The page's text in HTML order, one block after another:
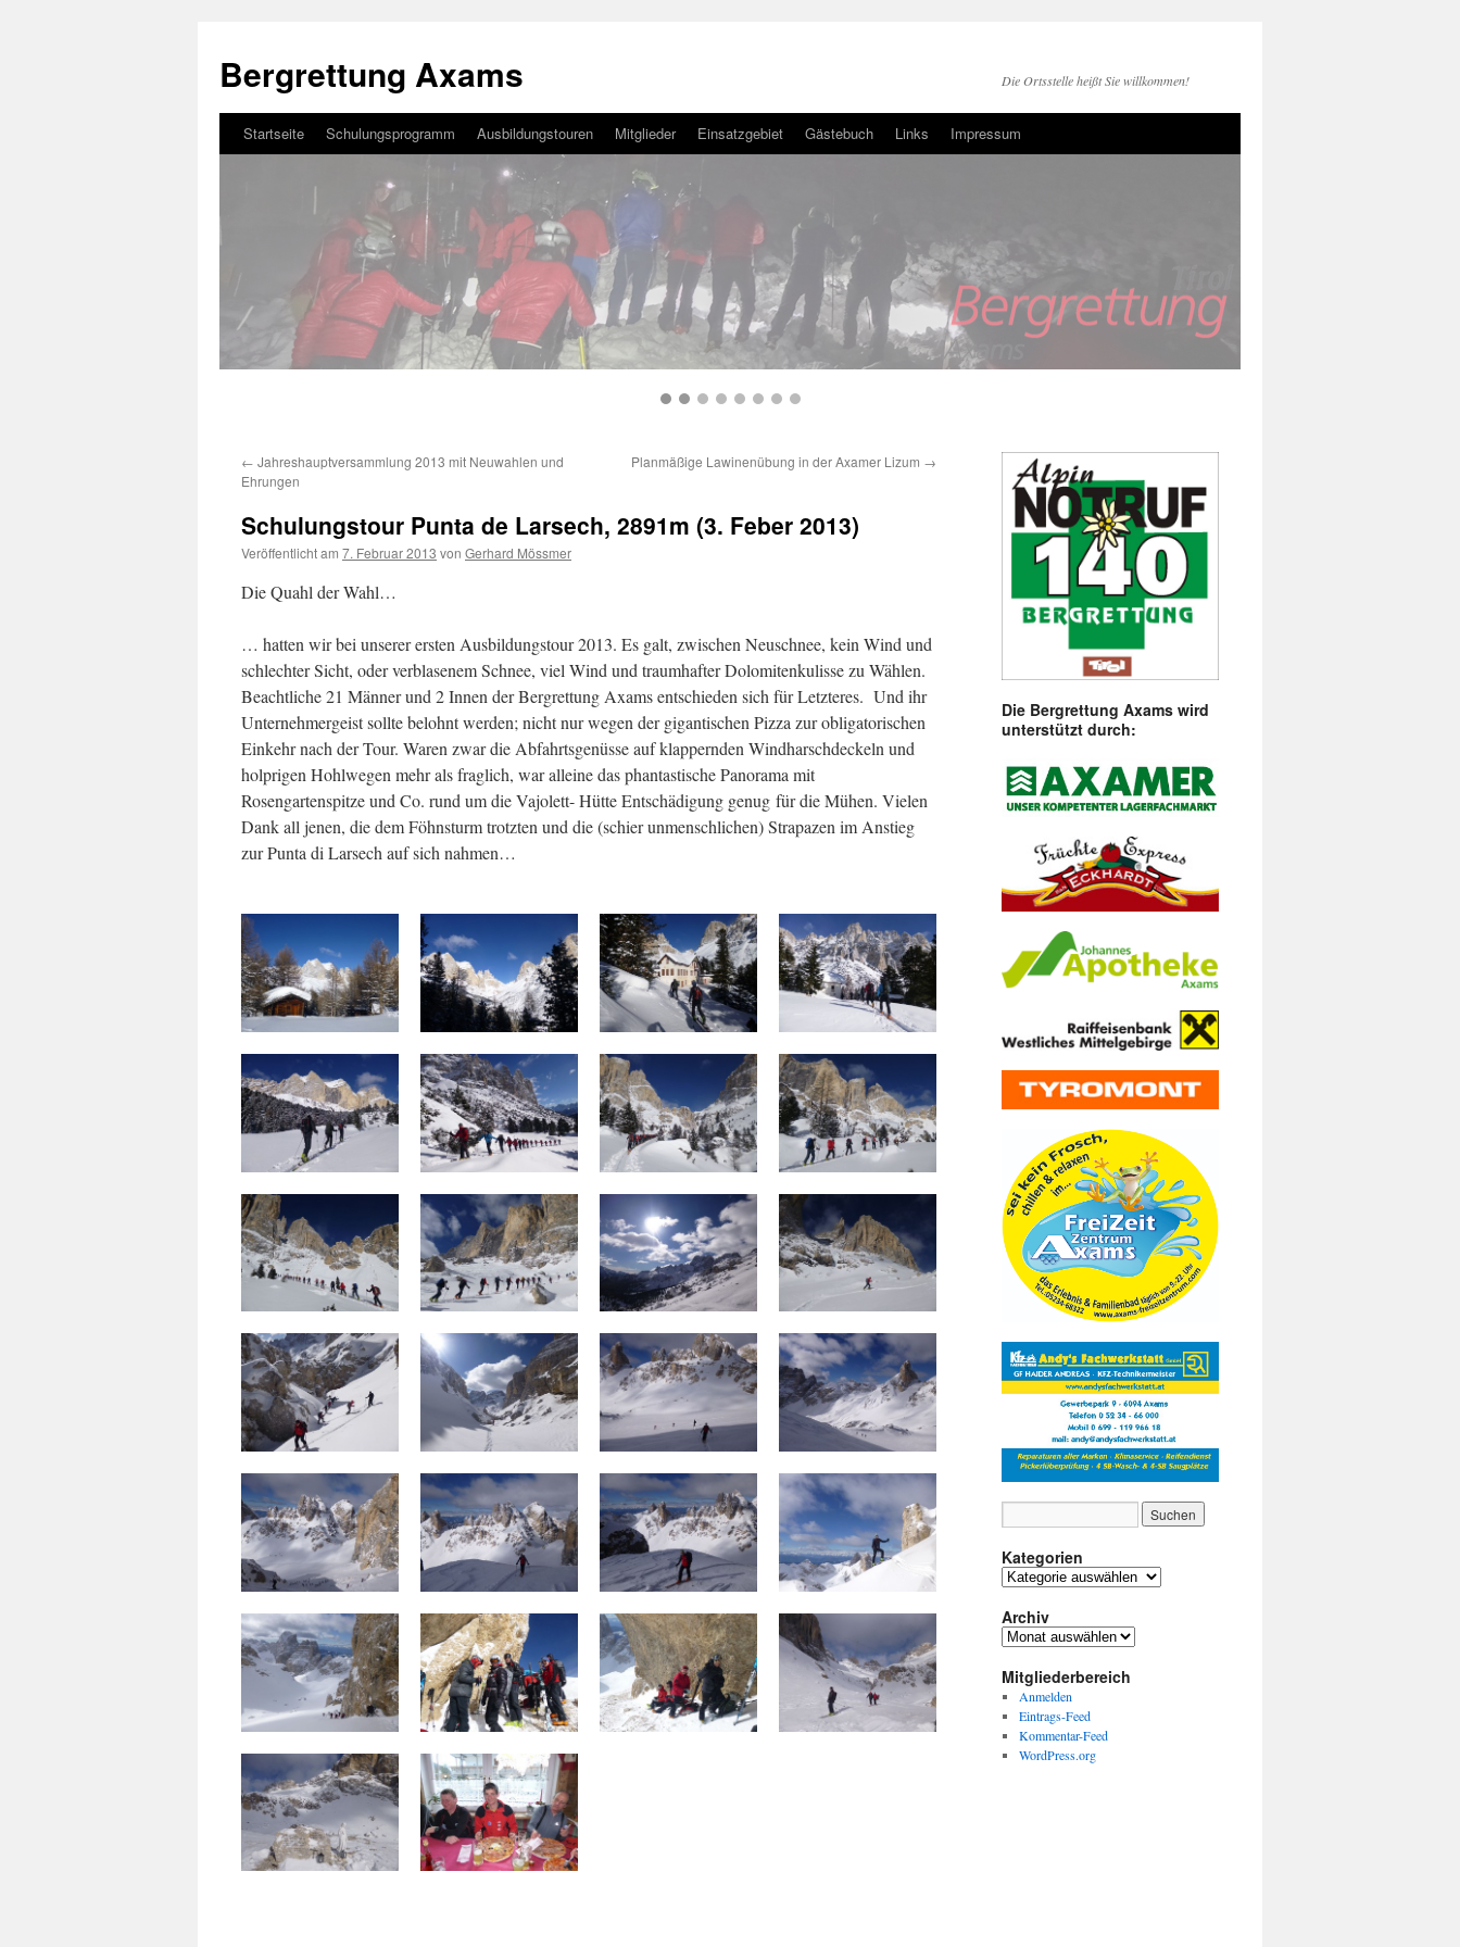
Bergrettung Axams Die Ortsstelle heißt Sie willkommen!
ZumStartseite Schulungsprogramm Ausbildungstouren Mitglieder Einsatzgebiet Gästebuch Links Impressum
← Jahreshauptversammlung 2013 mit Neuwahlen und
Ehrungen
Planmäßige Lawinenübung in der Axamer Lizum →
Schulungstour Punta de Larsech, 2891m (3. Feber 2013)
Veröffentlicht am 7. Februar 2013 von Gerhard Mössmer
Die Quahl der Wahl…
… hatten wir bei unserer ersten Ausbildungstour 2013. Es galt, zwischen Neuschnee, kein Wind und
schlechter Sicht, oder verblasenem Schnee, viel Wind und traumhafter Dolomitenkulisse zu Wählen.
Beachtliche 21 Männer und 2 Innen der Bergrettung Axams entschieden sich für Letzteres. Und ihr
Unternehmergeist sollte belohnt werden; nicht nur wegen der gigantischen Pizza zur obligatorischen
Einkehr nach der Tour. Waren zwar die Abfahrtsgenüsse auf klappernden Windharschdeckeln und
holprigen Hohlwegen mehr als fraglich, war alleine das phantastische Panorama mit
Rosengartenspitze und Co. rund um die Vajolett- Hütte Entschädigung genug für die Mühen. Vielen
Dank all jenen, die dem Föhnsturm trotzten und die (schier unmenschlichen) Strapazen im Anstieg
zur Punta di Larsech auf sich nahmen…
Die Bergrettung Axams wird
unterstützt durch:
Kategorien
Kategorien
Archiv
Archiv
Mitgliederbereich
Anmelden
Eintrags-Feed
Kommentar-Feed
WordPress.org